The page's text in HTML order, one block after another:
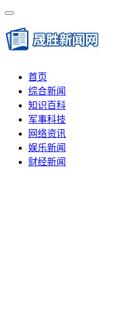
首页
综合新闻
知识百科
军事科技
网络资讯
娱乐新闻
财经新闻